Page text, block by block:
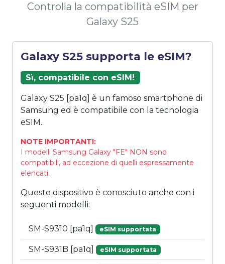
Controlla la compatibilità eSIM per
Galaxy S25
Galaxy S25 supporta le eSIM?
Sì, compatibile con eSIM!
Galaxy S25 [pa1q] è un famoso smartphone di
Samsung ed è compatibile con la tecnologia
eSIM.
NOTE IMPORTANTI:
I modelli Samsung Galaxy "FE" NON sono
compatibili, ad eccezione di quelli espressamente
elencati.
Questo dispositivo è conosciuto anche con i
seguenti modelli:
SM-S9310 [pa1q] eSIM supportata
SM-S931B [pa1q] eSIM supportata